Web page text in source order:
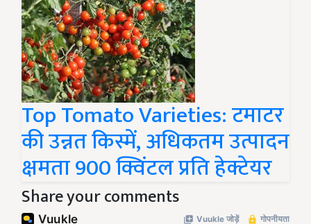
Top Tomato Varieties: टमाटर
की उन्नत किस्में, अधिकतम उत्पादन
क्षमता 900 क्विंटल प्रति हेक्टेयर
Share your comments